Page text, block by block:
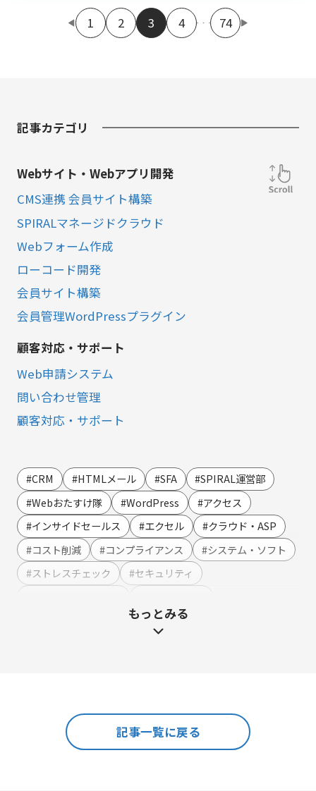
1 2 3 4 74
記事カテゴリ
Webサイト・Webアプリ開発
CMS連携 会員サイト構築
SPIRALマネージドクラウド
Webフォーム作成
ローコード開発
会員サイト構築
会員管理WordPressプラグイン
顧客対応・サポート
Web申請システム
問い合わせ管理
顧客対応・サポート
LINE連携
SMS連携
Webイベント（ウェビナー）オンライン受付管理
アンケート作成
セミナー・イベント管理
マーケティング運営支援
人事・総務・経理・IR
ストレスチェックサービス
#CRM #HTMLメール #SFA
#SPIRAL運営部
#Webおたすけ隊
#WordPress
#アクセス
#インサイドセールス
#エクセル
#クラウド・ASP
#コスト削減
#コンプライアンス
#システム・ソフト
#ストレスチェック
#セキュリティ
#メーカー
#メリット・デメリット
#料金・費用
#業務効率化 #機能・仕組み
#無料 #総務 #連携
もっとみる
記事一覧に戻る